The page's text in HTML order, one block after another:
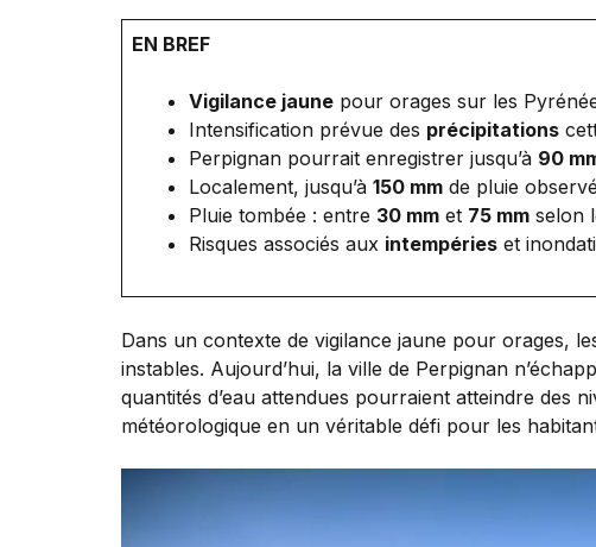
EN BREF
Vigilance jaune pour orages sur les
Intensification prévue des précipitations
Perpignan pourrait enregistrer jusqu’à 90
Localement, jusqu’à 150 mm de pluie
Pluie tombée : entre 30 mm et 75 mm selon
Risques associés aux intempéries et
Dans un contexte de vigilance jaune pour orages,
instables. Aujourd’hui, la ville de Perpignan
quantités d’eau attendues pourraient atteindre des
météorologique en un véritable défi pour les